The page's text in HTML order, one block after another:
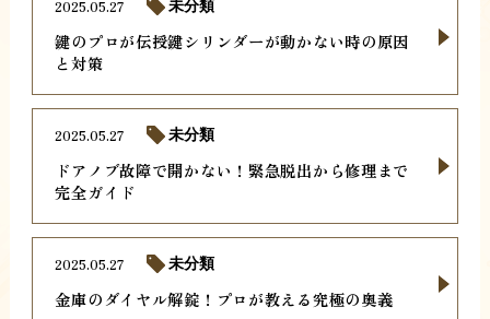
鍵のプロが伝授鍵シリンダーが動かない時の原因
と対策
2025.05.27 未分類
ドアノブ故障で開かない！緊急脱出から修理まで
完全ガイド
2025.05.27 未分類
金庫のダイヤル解錠！プロが教える究極の奥義
2025.05.27 未分類